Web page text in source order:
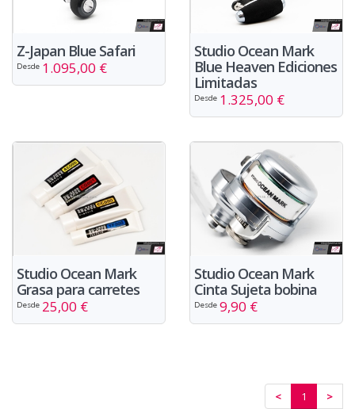
Z-Japan Blue Safari
Desde 1.095,00 €
Studio Ocean Mark
Blue Heaven Ediciones
Limitadas
Desde 1.325,00 €
Studio Ocean Mark
Grasa para carretes
Desde 25,00 €
Studio Ocean Mark
Cinta Sujeta bobina
Desde 9,90 €
< 1 >